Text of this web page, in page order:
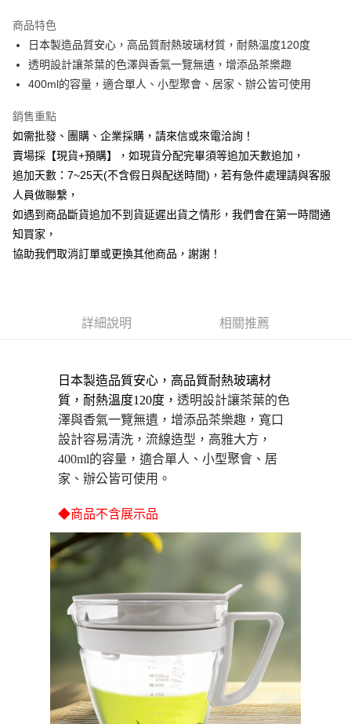
合作金庫商業銀行
華南商業銀行
彰化商業銀行
上海商業儲蓄銀行
台北富邦商業銀行
國泰世華商業銀行
兆豐國際商業銀行
匯豐（台灣）商業銀行
聯邦商業銀行
遠東國際商業銀行
元大商業銀行
永豐商業銀行
台新國際商業銀行
中國信託商業銀行
台灣樂天信用卡公司
6 期 0 利率 每期
華南商業銀行
彰化商業銀行
上海商業儲蓄銀行
台北富邦商業銀行
臺灣中小企業銀行
匯豐（台灣）商業銀行
華泰商業銀行
聯邦商業銀行
遠東國際商業銀行
元大商業銀行
永豐商業銀行
玉山商業銀行
台灣樂天信用卡公司
12 期 0 利率 每期 NT$53 21家銀行
合作金庫商業銀行
第一商業銀行
上海商業儲蓄銀行
國泰世華商業銀行
兆豐國際商業銀行
臺灣中小企業銀行
台中商業銀行
匯豐（台灣）商業銀行
華泰商業銀行
聯邦商業銀行
遠東國際商業銀行
元大商業銀行
玉山商業銀行
星展（台灣）商業銀行
台新國際商業銀行
LINE Pay
Apple Pay
街口支付
悠遊付
全盈+PAY
AFTEE先享後付
相關說明
２．便利：只要手機號碼，簡訊認證，即可結帳。
１．於結帳方式選擇「AFTEE先享後付」後，將跳轉至「AFTEE先享後付」
結帳頁面，進行簡訊認證並確認金額後，即可完成結帳。
２．訂單成立數日內，您將收到繳費通知簡訊。
３．收到繳費通知簡訊後14天內，點擊此簡訊中的連結，可透過四大超商／
ATM／網路銀行／等多元方式進行付款，方視為交易完成。
購買商品的店家。未經商家同意取消之訂單仍視為有效，需透過AFTEE先享
後付繳納相關費用。
是否繳費成功／繳費後需取消欲退款等相關疑問，請聯繫「AFTEE先享後付
客戶支援中心」https://netprotections.freshdesk.com/support/home
【注意事項】
１．透過由恩沛科技股份有限公司提供之「AFTEE先享後付」服務完成之交
易，需依本服務之必要範圍內提供個人資料，並將交易相關給付款項請求債
權轉讓予恩沛科技股份有限公司。
２．關於個人資料處理事宜，請瀏覽以下網址：
https://aftee.tw/terms/#terms3
３．未成年的使用者請事先徵得法定代理人或監護人之同意方可使用
「AFTEE先享後付」，若未經同意申辦者引起之損失，本公司不負相關責
４．使用「AFTEE先享後付」時，將依據個別帳號之用戶狀況，依本公司即
時審查核予不同之上限額度；若仍有額度不足之情形，本公司將視審查結果
請求用戶進行身份認證。
５．嚴禁一人註冊多個帳號或使用他人資訊註冊。若發現惡意使用之情形，
每筆NT$80，滿NT$490(含以上)免運費
每筆NT$150，滿NT$3,000(含以上)免運費
商品特色
日本製造品質安心，高品質耐熱玻璃材質，耐熱溫度120度
透明設計讓茶葉的色澤與香氣一覽無遺，增添品茶樂趣
400ml的容量，適合單人、小型聚會、居家、辦公皆可使用
銷售重點
如需批發、團購、企業採購，請來信或來電洽詢！
賣場採【現貨+預購】，如現貨分配完畢須等追加天數追加，
追加天數：7~25天(不含假日與配送時間)，若有急件處理請與客服
人員做聯繫，
如遇到商品斷貨追加不到貨延遲出貨之情形，我們會在第一時間通
知買家，
協助我們取消訂單或更換其他商品，謝謝！
詳細說明 相關推薦
日本製造品質安心，高品質耐熱玻璃材
質，耐熱溫度120度 ， 透明設計讓茶葉的色
澤與香氣一覽無遺，增添品茶樂趣，寬口
設計容易清洗 ， 流線造型，高雅大方，
400ml的容量，適合單人、小型聚會、居
家、辦公皆可使用 。
◆商品不含展示品